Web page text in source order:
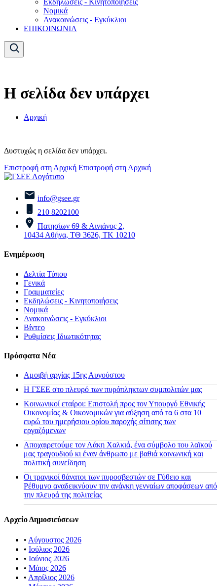
Εκδηλώσεις - Κινητοποιήσεις
Νομικά
Ανακοινώσεις - Εγκύκλιοι
ΕΠΙΚΟΙΝΩΝΙΑ
Η σελίδα δεν υπάρχει
Αρχική
Δυστυχώς η σελίδα δεν υπάρχει.
Επιστροφή στη Αρχική Επιστροφή στη Αρχική
info@gsee.gr
210 8202100
Πατησίων 69 & Αινιάνος 2,
10434 Αθήνα, ΤΘ 3626, ΤΚ 10210
Ενημέρωση
Δελτία Τύπου
Γενικά
Γραμματείες
Εκδηλώσεις - Κινητοποιήσεις
Νομικά
Ανακοινώσεις - Εγκύκλιοι
Βίντεο
Ρυθμίσεις Ιδιωτικότητας
Πρόσφατα Νέα
Αμοιβή αργίας 15ης Αυγούστου
H ΓΣΕΕ στο πλευρό των πυρόπληκτων συμπολιτών μας
Κοινωνικοί εταίροι: Επιστολή προς τον Υπουργό Εθνικής
Οικονομίας & Οικονομικών για αύξηση από τα 6 στα 10
ευρώ του ημερήσιου ορίου παροχής σίτισης των
εργαζόμενων
Αποχαιρετούμε τον Λάκη Χαλκιά, ένα σύμβολο του λαϊκού
μας τραγουδιού κι έναν άνθρωπο με βαθιά κοινωνική και
πολιτική συνείδηση
Οι τραγικοί θάνατοι των πυροσβεστών σε Γύθειο και
Ρέθυμνο αναδεικνύουν την ανάγκη γενναίων αποφάσεων από
την πλευρά της πολιτείας
Αρχείο Δημοσιεύσεων
• Αύγουστος 2026
• Ιούλιος 2026
• Ιούνιος 2026
• Μάιος 2026
• Απρίλιος 2026